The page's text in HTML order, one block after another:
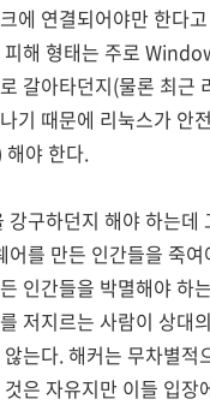
에 연결되어야만 한다
해 형태는 주로
갈아타던지(물론 최근
기 때문에 리눅스가 안
야 한다.
강구하던지 해야 하는데
어를 만든 인간들을 죽
인간들을 박멸해야 하
저지르는 사람이 상대
는다. 해커는 무차별적
은 자유지만 이들 입장